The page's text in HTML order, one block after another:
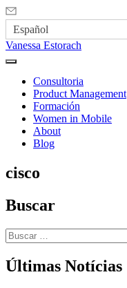
Español
Vanessa Estorach
Consultoria
Product Management
Formación
Women in Mobile
About
Blog
cisco
Buscar
Buscar:
Últimas Notícias